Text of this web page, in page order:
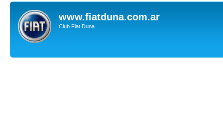
www.fiatduna.com.ar
Club Fiat Duna